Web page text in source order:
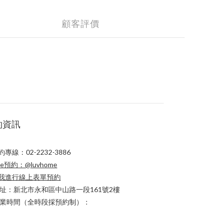
顧客評價
訊
專線：02-2232-3886
預約： @luvhome
進行線上表單預約
：新北市永和區中山路一段161號2樓
時間（全時段採預約制）：